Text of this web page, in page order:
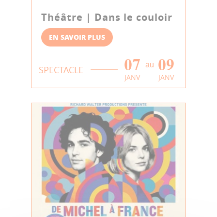
Théâtre | Dans le couloir
EN SAVOIR PLUS
SPECTACLE 07
JANV
au 09
JANV